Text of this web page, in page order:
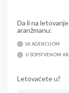
Da li na
aranžmanu:
SA AGENCIJOM
U SOPSTVENOM
Letovaćete u?